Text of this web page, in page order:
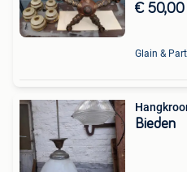
€ 50,00
Glain &
Bieden